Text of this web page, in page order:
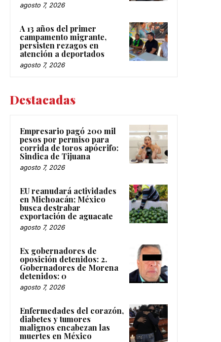
agosto 7, 2026
A 13 años del primer
campamento migrante,
persisten rezagos en
atención a deportados
agosto 7, 2026
Destacadas
Empresario pagó 200 mil
pesos por permiso para
corrida de toros apócrifo:
Sindica de Tijuana
agosto 7, 2026
EU reanudará actividades
en Michoacán; México
busca destrabar
exportación de aguacate
agosto 7, 2026
Ex gobernadores de
oposición detenidos: 2.
Gobernadores de Morena
detenidos: 0
agosto 7, 2026
Enfermedades del corazón,
diabetes y tumores
malignos encabezan las
muertes en México